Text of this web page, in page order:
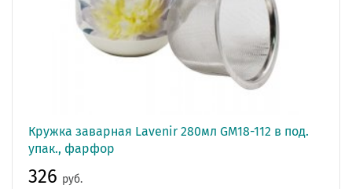
Кружка заварная Lavenir 280мл GM18-112 в под.
упак., фарфор
326 руб.